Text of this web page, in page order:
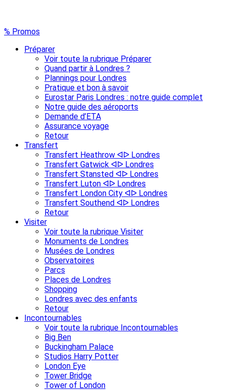
% Promos
Préparer
Voir toute la rubrique Préparer
Quand partir à Londres ?
Plannings pour Londres
Pratique et bon à savoir
Eurostar Paris Londres : notre guide complet
Notre guide des aéroports
Demande d’ETA
Assurance voyage
Retour
Transfert
Transfert Heathrow ᐊᐅ Londres
Transfert Gatwick ᐊᐅ Londres
Transfert Stansted ᐊᐅ Londres
Transfert Luton ᐊᐅ Londres
Transfert London City ᐊᐅ Londres
Transfert Southend ᐊᐅ Londres
Retour
Visiter
Voir toute la rubrique Visiter
Monuments de Londres
Musées de Londres
Observatoires
Parcs
Places de Londres
Shopping
Londres avec des enfants
Retour
Incontournables
Voir toute la rubrique Incontournables
Big Ben
Buckingham Palace
Studios Harry Potter
London Eye
Tower Bridge
Tower of London